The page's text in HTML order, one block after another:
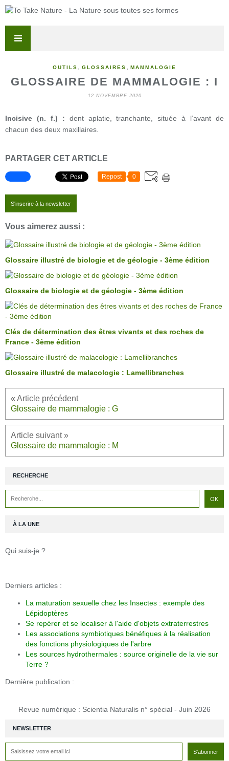
OUTILS GLOSSAIRES MAMMALOGIE
GLOSSAIRE DE MAMMALOGIE : I
12 NOVEMBRE 2020
Incisive (n. f.) : dent aplatie, tranchante, située à l’avant de
chacun des deux maxillaires.
PARTAGER CET ARTICLE
Repost 0
S'inscrire à la newsletter
Vous aimerez aussi :
Glossaire illustré de biologie et de géologie - 3ème édition
Glossaire de biologie et de géologie - 3ème édition
Clés de détermination des êtres vivants et des roches de
France - 3ème édition
Glossaire illustré de malacologie : Lamellibranches
Glossaire de mammalogie : G
Glossaire de mammalogie : M
NEWSLETTER
RECHERCHE
À LA UNE
Qui suis-je ?
Derniers articles :
La maturation sexuelle chez les Insectes : exemple des
Lépidoptères
Se repérer et se localiser à l'aide d'objets extraterrestres
Les associations symbiotiques bénéfiques à la réalisation
des fonctions physiologiques de l'arbre
Les sources hydrothermales : source originelle de la vie sur
Terre ?
Dernière publication :
Revue numérique : Scientia Naturalis n° spécial - Juin 2026